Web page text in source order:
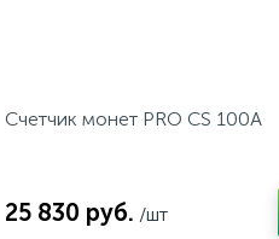
Счетчик монет PRO CS 100А
25 830 руб. /шт